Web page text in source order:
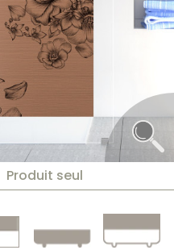
Produit seul